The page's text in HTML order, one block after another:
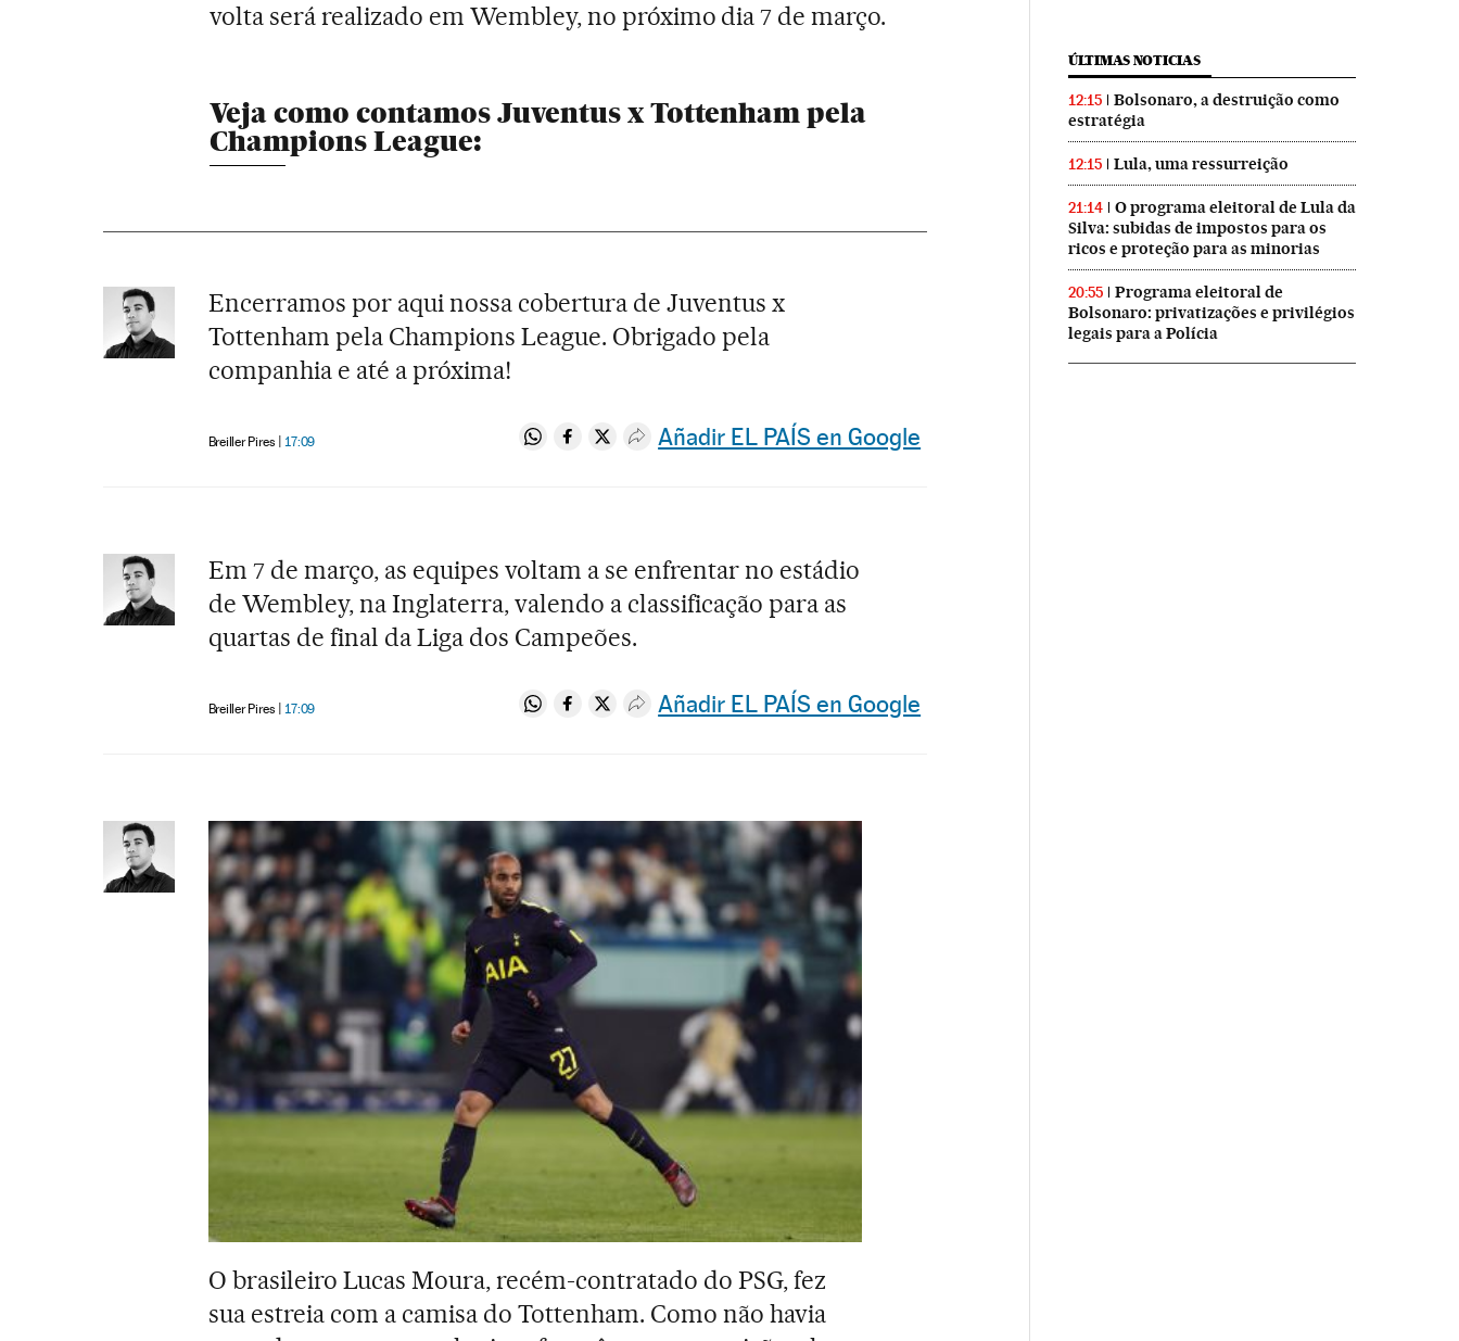
volta será realizado em Wembley, no próximo dia 7 de março.
Veja como contamos Juventus x Tottenham pela
Champions League:
Encerramos por aqui nossa cobertura de Juventus x
Tottenham pela Champions League. Obrigado pela
companhia e até a próxima!
Breiller Pires 17:09 Compartir en Whatsapp
Compartir en Facebook
Compartir en Twitter
Desplegar Redes Sociales
Añadir EL PAÍS en Google
Em 7 de março, as equipes voltam a se enfrentar no estádio
de Wembley, na Inglaterra, valendo a classificação para as
quartas de final da Liga dos Campeões.
Breiller Pires 17:09 Compartir en Whatsapp
Compartir en Facebook
Compartir en Twitter
Desplegar Redes Sociales
Añadir EL PAÍS en Google
O brasileiro Lucas Moura, recém-contratado do PSG, fez
sua estreia com a camisa do Tottenham. Como não havia
ÚLTIMAS NOTICIAS
12:15
Bolsonaro, a destruição como
estratégia
12:15 Lula, uma ressurreição
21:14
O programa eleitoral de Lula da
Silva: subidas de impostos para os
ricos e proteção para as minorias
20:55
Programa eleitoral de
Bolsonaro: privatizações e privilégios
legais para a Polícia